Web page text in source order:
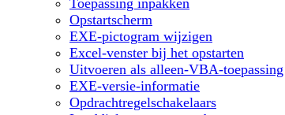
Opstartscherm
EXE-pictogram wijzigen
Excel-venster bij het opstarten
Uitvoeren als alleen-VBA-toepassing
EXE-versie-informatie
Opdrachtregelschakelaars